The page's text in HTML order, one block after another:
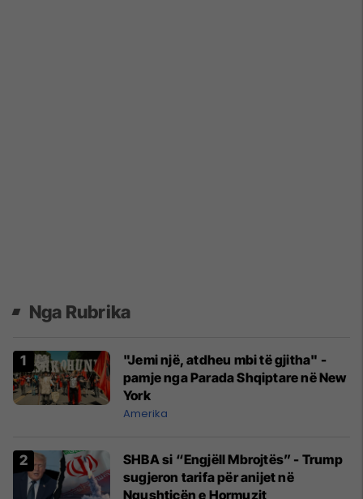
Nga Rubrika
"Jemi një, atdheu mbi të gjitha" -
pamje nga Parada Shqiptare në New
York
Amerika
SHBA si “Engjëll Mbrojtës” - Trump
sugjeron tarifa për anijet në
Ngushticën e Hormuzit